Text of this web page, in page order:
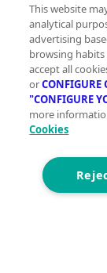
This website
analytical
advertising
browsing habits
accept all
orCONFIGURE
"CONFIGURE
more
Cookies